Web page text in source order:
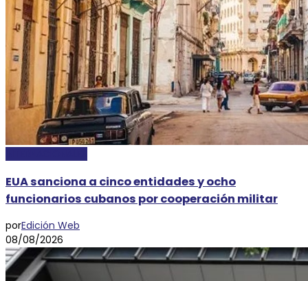
EUA sanciona a cinco entidades y ocho
funcionarios cubanos por cooperación militar
porEdición Web
08/08/2026